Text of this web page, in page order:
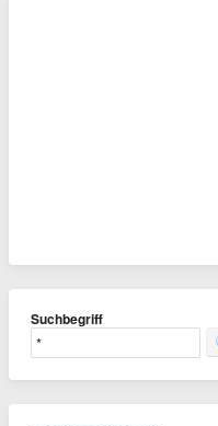
Suchbegriff